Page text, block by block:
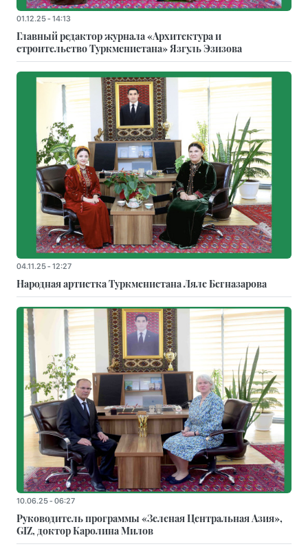
01.12.25 - 14:13
Главный редактор журнала «Архитектура и
строительство Туркменистана» Язгуль Эзизова
04.11.25 - 12:27
Народная артистка Туркменистана Ляле Бегназарова
10.06.25 - 06:27
Руководитель программы «Зеленая Центральная Азия»,
GIZ, доктор Каролина Милов